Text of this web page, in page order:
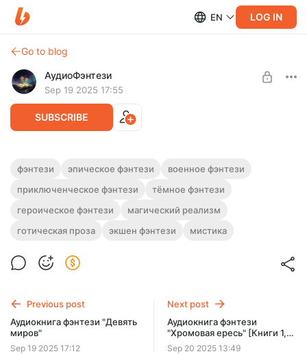
EN LOG IN
Go to blog
АудиоФэнтези
Sep 19 2025 17:55
SUBSCRIBE
Аудиокнига фэнтези "Искры тьмы" |
Книга 1
Полная версия.
Слушайте эту и другие фэнтези-аудиокниги полностью, без
Level required:
UNLOCK WITH DISCOUNT
Offer ends 08 August.
фэнтези эпическое фэнтези
военное фэнтези
приключенческое фэнтези
тёмное фэнтези
героическое фэнтези
магический реализм
готическая проза
экшен фэнтези мистика
Previous post
Аудиокнига фэнтези "Девять
миров"
Sep 19 2025 17:12
Next post
Аудиокнига фэнтези
"Хромовая ересь" [Книги 1,
2]
Sep 20 2025 13:49